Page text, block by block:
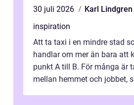
30 juli 2026
Karl Lindgren
inspiration
Att ta taxi i en mindre stad
handlar om mer än bara att
punkt A till B. För många är
mellan hemmet och jobbet,